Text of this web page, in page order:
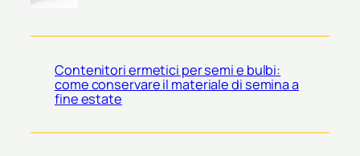
Contenitori ermetici per semi e bulbi:
come conservare il materiale di semina a
fine estate